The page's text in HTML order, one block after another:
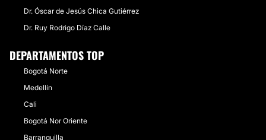
Dr. Óscar de Jesús Chica Gutiérrez
Dr. Ruy Rodrigo Díaz Calle
DEPARTAMENTOS TOP
Bogotá Norte
Medellín
Cali
Bogotá Nor Oriente
Barranquilla